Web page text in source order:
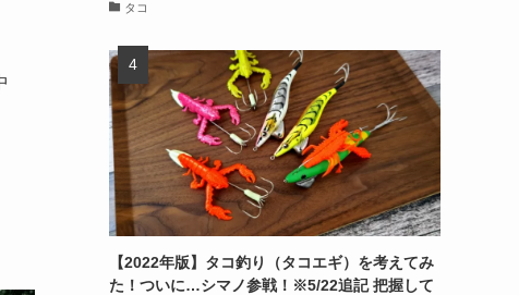
タコ
【2022年版】タコ釣り（タコエギ）を考えてみ
た！ついに…シマノ参戦！※5/22追記 把握して